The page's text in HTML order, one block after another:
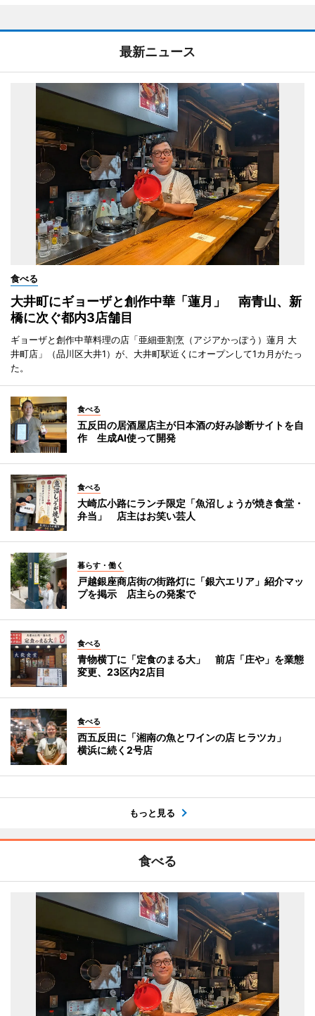
最新ニュース
食べる
大井町にギョーザと創作中華「蓮月」 南青山、新
橋に次ぐ都内3店舗目
ギョーザと創作中華料理の店「亜細亜割烹（アジアかっぽう）蓮月 大
井町店」（品川区大井1）が、大井町駅近くにオープンして1カ月がたっ
た。
食べる
五反田の居酒屋店主が日本酒の好み診断サイトを自
作 生成AI使って開発
食べる
大崎広小路にランチ限定「魚沼しょうが焼き食堂・
弁当」 店主はお笑い芸人
暮らす・働く
戸越銀座商店街の街路灯に「銀六エリア」紹介マッ
プを掲示 店主らの発案で
食べる
青物横丁に「定食のまる大」 前店「庄や」を業態
変更、23区内2店目
食べる
西五反田に「湘南の魚とワインの店 ヒラツカ」
横浜に続く2号店
もっと見る
食べる